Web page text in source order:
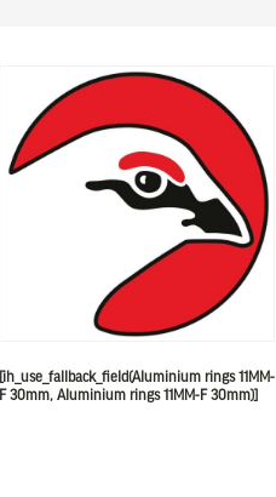
[ih_use_fallback_field(Aluminium rings 11MM-
F 30mm, Aluminium rings 11MM-F 30mm)]